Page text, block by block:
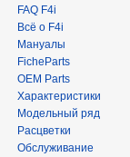
FAQ F4i
Всё о F4i
Мануалы
FicheParts
OEM Parts
Характеристики
Модельный ряд
Расцветки
Обслуживание